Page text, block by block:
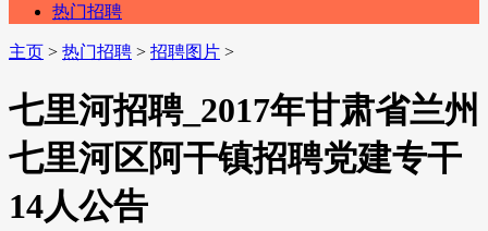
热门招聘
主页 > 热门招聘 > 招聘图片 >
七里河招聘_2017年甘肃省兰州
七里河区阿干镇招聘党建专干
14人公告